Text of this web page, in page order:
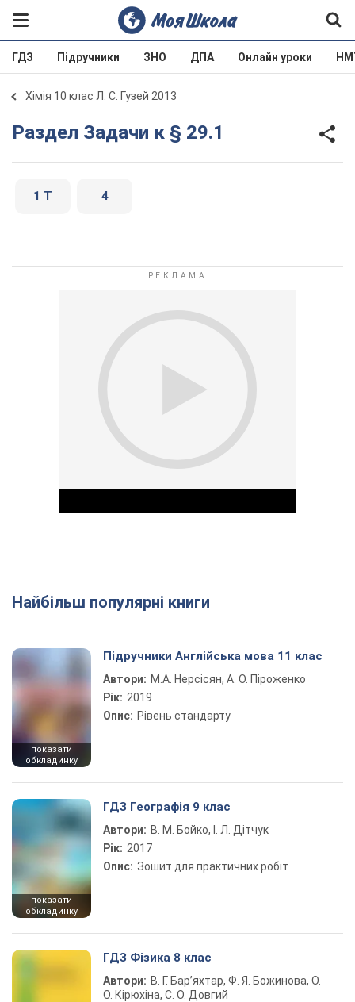
ГДЗ Підручники ЗНО ДПА Онлайн уроки
Хімія 10 клас Л. С. Гузей 2013
Раздел Задачи к § 29.1
1 T 4
Play Video
Найбільш популярні книги
показати
обкладинку
Підручники Англійська мова 11 клас
Автори: М.А. Нерсісян, А. О. Піроженко
Рік: 2019
Опис: Рівень стандарту
показати
обкладинку
ГДЗ Географія 9 клас
Автори: В. М. Бойко, І. Л. Дітчук
Рік: 2017
Опис: Зошит для практичних робіт
ГДЗ Фізика 8 клас
Автори: В. Г. Бар’яхтар, Ф. Я. Божинова, О.
О. Кірюхіна, С. О. Довгий